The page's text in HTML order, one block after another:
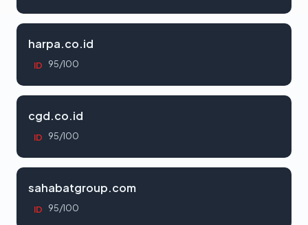
harpa.co.id
ID 95/100
cgd.co.id
ID 95/100
sahabatgroup.com
ID 95/100